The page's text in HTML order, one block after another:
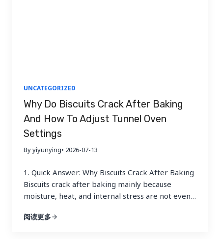
UNCATEGORIZED
Why Do Biscuits Crack After Baking
And How To Adjust Tunnel Oven
Settings
By yiyunying• 2026-07-13
1. Quick Answer: Why Biscuits Crack After Baking
Biscuits crack after baking mainly because
moisture, heat, and internal stress are not evenly
oven. In industrial biscuit production, this defect
阅读更多